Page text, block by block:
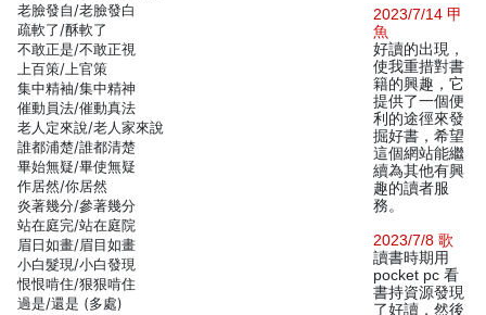
老臉發自/老臉發白
疏軟了/酥軟了
不敢正是/不敢正視
上百策/上官策
集中精袖/集中精神
催動員法/催動真法
老人定來說/老人家來說
誰都浦楚/誰都清楚
畢始無疑/畢使無疑
作居然/你居然
炎著幾分/參著幾分
站在庭完/站在庭院
眉日如畫/眉目如畫
小白髮現/小白發現
恨恨啃住/狠狠啃住
過是/還是 (多處)
2023/7/14 甲
魚
好讀的出現，
使我重措對書
籍的興趣，它
提供了一個便
利的途徑來發
掘好書，希望
這個網站能繼
續為其他有興
趣的讀者服
務。
2023/7/8 歌
讀書時期用
pocket pc 看
書持資源發現
了好讀，然後